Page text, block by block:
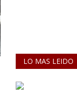
LO MAS LEIDO